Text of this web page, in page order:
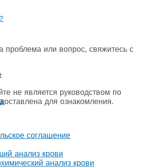
проблема или вопрос, свяжитесь с
не является руководством по
для ознакомления.
соглашение
анализ крови
анализ крови